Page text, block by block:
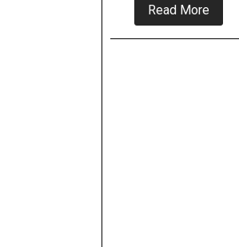
Read More